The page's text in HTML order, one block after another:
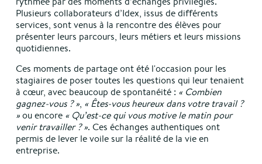
Plusieurs collaborateurs d’Idex, issus de différents
services, sont venus à la rencontre des élèves pour
présenter leurs parcours, leurs métiers et leurs missions
quotidiennes.
Ces moments de partage ont été l'occasion pour les
stagiaires de poser toutes les questions qui leur tenaient
à cœur, avec beaucoup de spontanéité : « Combien
gagnez-vous ? », « Êtes-vous heureux dans votre travail ?
»ou encore « Qu’est-ce qui vous motive le matin pour
venir travailler ? ». Ces échanges authentiques ont
permis de lever le voile sur la réalité de la vie en
entreprise.